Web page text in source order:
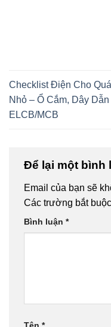
Checklist Điện Cho
Nhỏ – Ổ Cắm, Dây Dẫn
ELCB/MCB
Để lại một bình
Email của bạn sẽ
Các trường bắt
Bình luận *
Tên *